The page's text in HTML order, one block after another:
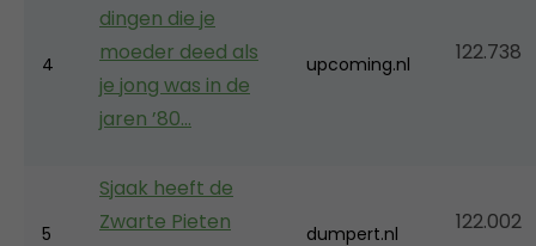
4
dingen die je
moeder deed als
je jong was in de
jaren ’80…
upcoming.nl 122.738
5
Sjaak heeft de
Zwarte Pieten
dumpert.nl 122.002